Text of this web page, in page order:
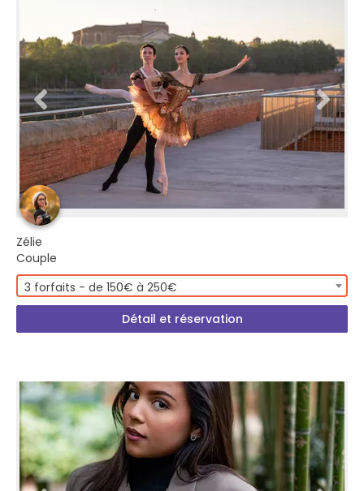
Zélie
Couple
3 forfaits - de 150€ à 250€
Détail et réservation